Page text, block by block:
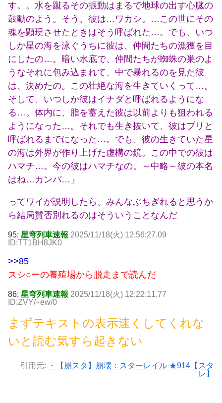
す。。水を蹴るその振動はまるで地球の出す心臓の
鼓動のよう。そう、彼は…ワカシ。…この世にその
魂を顕現させたときはそう呼ばれた…。でも、いつ
しか星の海を泳ぐうちに彼は、仲間たちの漁獲を目
にしたの…。暗い水底で、仲間たちが蜘蛛の巣のよ
うなそれに包み込まれて、中で暴れるのを見た彼
は、決めたの。この壮絶な海を生きていくって…。
そして、いつしか彼はイナダと呼ばれるようにな
る…。体内に、脂を蓄えた彼は以前よりも狙われる
ようになった…。それでも生き抜いて、彼はブリと
呼ばれるまでになった…。でも、彼の生きていた星
の海は外界が作り上げた虚構の鏡。この中での彼は
ハマチ…。今の彼はハマチなの。～中略～彼の本名
はね…カンパ…」
ってワイが説明したら、みんなぶちぎれると思うか
ら結局賛否別れるのはそういうことなんだ
95: 星穹列車速報 2025/11/18(火) 12:56:27.09
ID:TT1BH8JK0
>>85
スシ○ーの養殖場から脱走まで読んだ
86: 星穹列車速報 2025/11/18(火) 12:22:11.77
ID:ZVY/+ew/0
まずテキストの表示速くしてくれな
いと読む気すら起きない
引用元:
・【崩スタ】崩壊：スターレイル ★914【スタ
レ】